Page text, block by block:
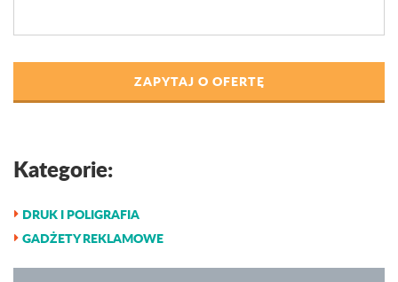
ZAPYTAJ O OFERTĘ
Kategorie:
DRUK I POLIGRAFIA
GADŻETY REKLAMOWE